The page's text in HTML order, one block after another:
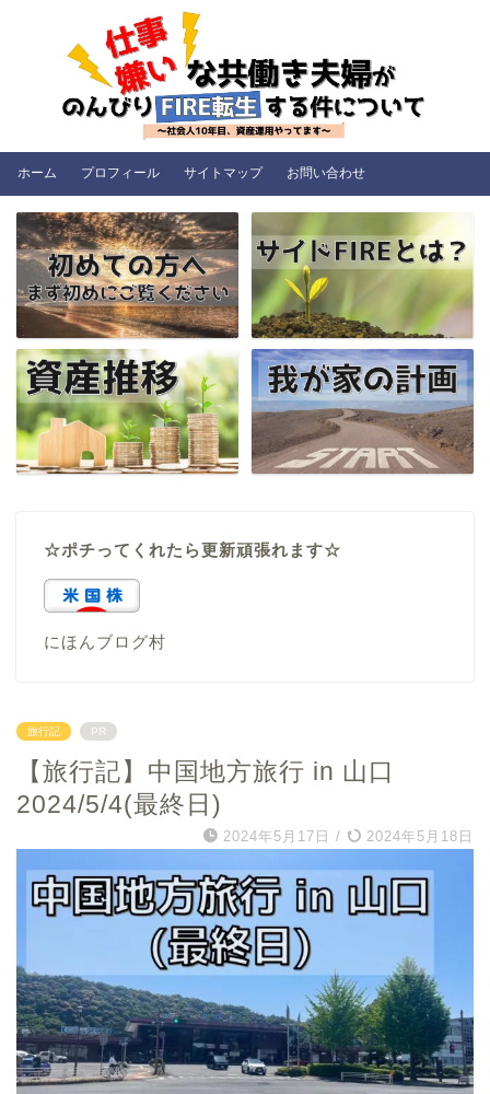
ホーム プロフィール サイトマップ お問い合わせ
☆ポチってくれたら更新頑張れます☆
にほんブログ村
旅行記 PR
【旅行記】中国地方旅行 in 山口
2024/5/4(最終日)
2024年5月17日 / 2024年5月18日